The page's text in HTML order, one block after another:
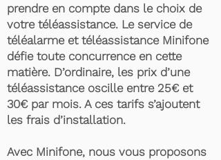
prendre en compte dans le choix de
votre téléassistance. Le service de
téléalarme et téléassistance Minifone
défie toute concurrence en cette
matière. D’ordinaire, les prix d’une
téléassistance oscille entre 25€ et
30€ par mois. A ces tarifs s’ajoutent
les frais d’installation.
Avec Minifone, nous vous proposons